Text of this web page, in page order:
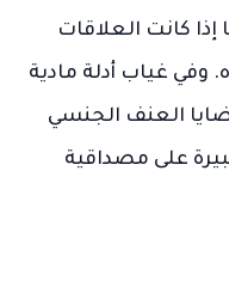
كانت العلاقات
وفي غياب أدلة مادية
العنف الجنسي
على مصداقية